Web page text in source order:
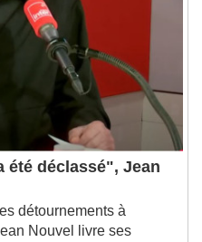
déclassé", Jean
détournements à